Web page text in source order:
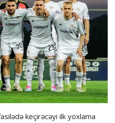
keçirəcəyi ilk yoxlama